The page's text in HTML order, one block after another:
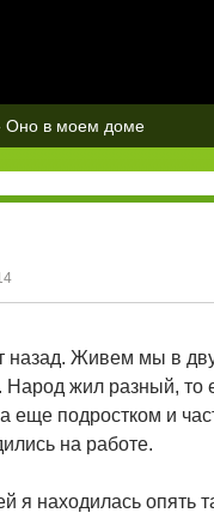
Оно в моем доме
назад. Живем мы в
Народ жил разный,
еще подростком и
на работе.
я находилась опять